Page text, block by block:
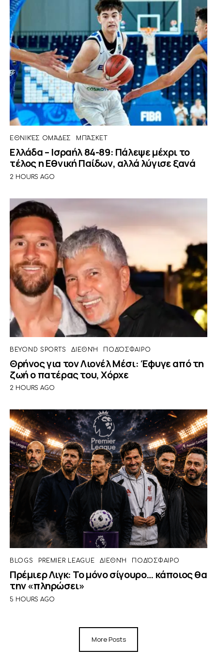
ΕΘΝΙΚΈΣ ΟΜΆΔΕΣ ΜΠΆΣΚΕΤ
Ελλάδα – Ισραήλ 84-89: Πάλεψε μέχρι το
τέλος η Εθνική Παίδων, αλλά λύγισε ξανά
2 HOURS AGO
BEYOND SPORTS ΔΙΕΘΝΉ ΠΟΔΌΣΦΑΙΡΟ
Θρήνος για τον Λιονέλ Μέσι: Έφυγε από τη
ζωή ο πατέρας του, Χόρχε
2 HOURS AGO
BLOGS PREMIER LEAGUE ΔΙΕΘΝΉ ΠΟΔΌΣΦΑΙΡΟ
Πρέμιερ Λιγκ: Το μόνο σίγουρο… κάποιος θα
την «πληρώσει»
5 HOURS AGO
More Posts